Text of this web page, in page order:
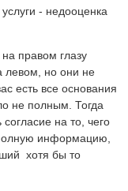
- недооценка
правом глазу
левом, но они не
есть все основания
не полным. Тогда
на то, чего
информацию,
хотя бы то